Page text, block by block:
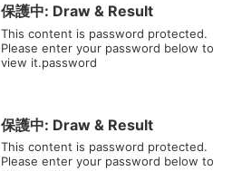
保護中: Draw & Result
This content is password protected.
Please enter your password below to
view it.password
保護中: Draw & Result
This content is password protected.
Please enter your password below to